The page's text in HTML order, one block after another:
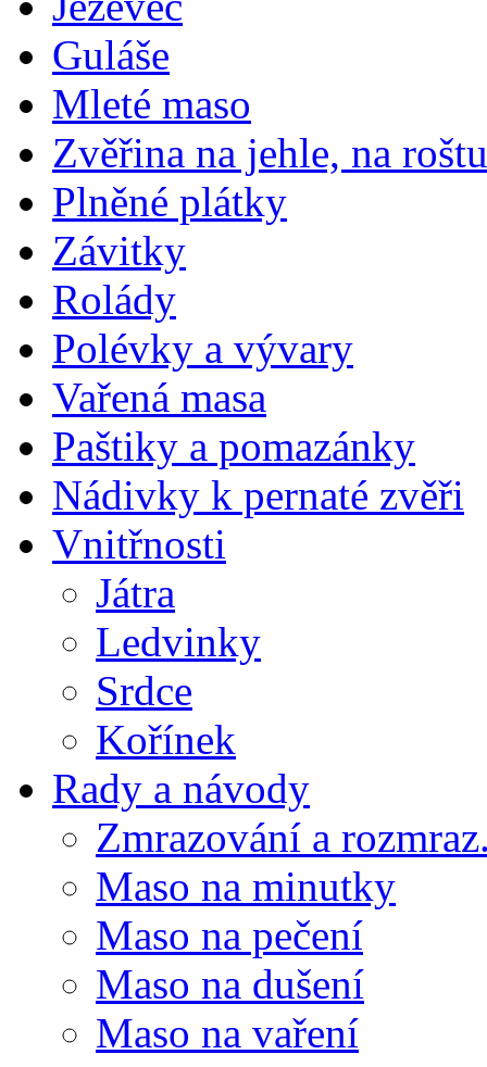
Guláše
Mleté maso
Zvěřina na jehle, na roštu
Plněné plátky
Závitky
Rolády
Polévky a vývary
Vařená masa
Paštiky a pomazánky
Nádivky k pernaté zvěři
Vnitřnosti
Játra
Ledvinky
Srdce
Kořínek
Rady a návody
Zmrazování a
Maso na minutky
Maso na pečení
Maso na dušení
Maso na vaření